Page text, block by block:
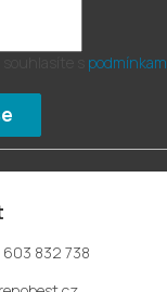
603 832 738